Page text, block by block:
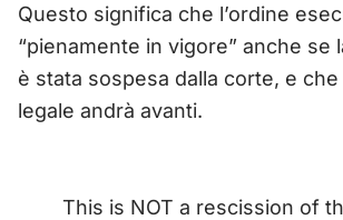
Questo significa che l’ordine
“pienamente in vigore” anche se
è stata sospesa dalla corte, e che
legale andrà avanti.
This is NOT a rescission of